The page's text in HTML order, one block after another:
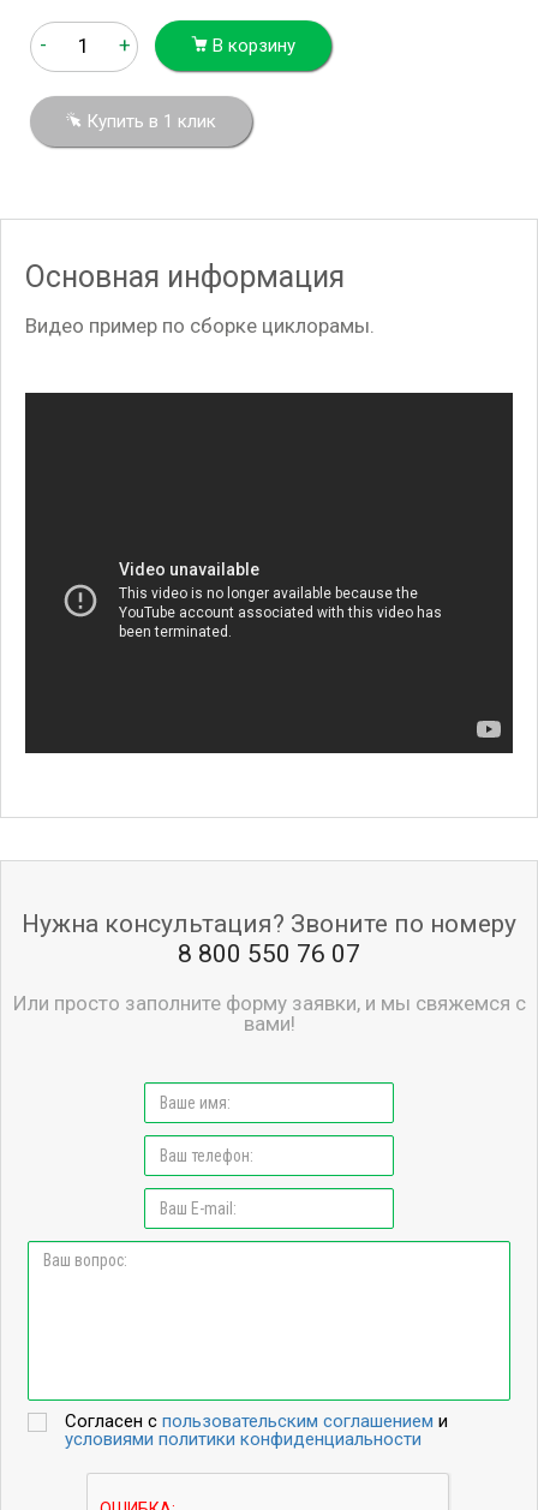
- + В корзину
Купить в 1 клик
Основная информация
Видео пример по сборке циклорамы.
Нужна консультация? Звоните по номеру
8 800 550 76 07
Или просто заполните форму заявки, и мы свяжемся с
вами!
Согласен спользовательским соглашением и
условиями политики конфиденциальности